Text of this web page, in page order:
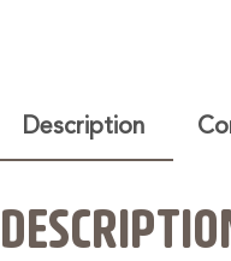
Description